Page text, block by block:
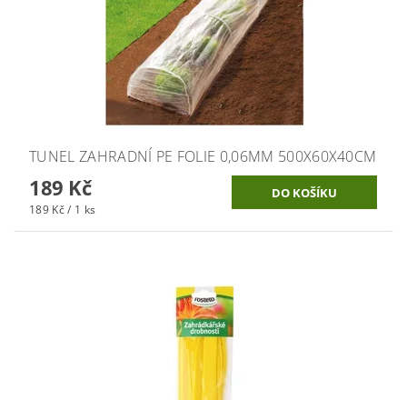
TUNEL ZAHRADNÍ PE FOLIE 0,06MM 500X60X40CM
189 Kč
189 Kč / 1 ks